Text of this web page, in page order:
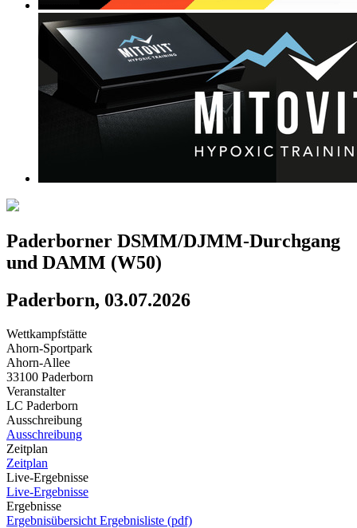
Paderborner DSMM/DJMM-Durchgang
und DAMM (W50)
Paderborn, 03.07.2026
Wettkampfstätte
Ahorn-Sportpark
Ahorn-Allee
33100 Paderborn
Veranstalter
LC Paderborn
Ausschreibung
Ausschreibung
Zeitplan
Zeitplan
Live-Ergebnisse
Live-Ergebnisse
Ergebnisse
Ergebnisübersicht Ergebnisliste (pdf)